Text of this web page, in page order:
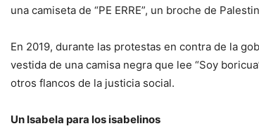
una camiseta de “PE ERRE”, un broche de
En 2019, durante las protestas en contra de la
vestida de una camisa negra que lee “Soy
otros flancos de la justicia social.
Un Isabela para los isabelinos